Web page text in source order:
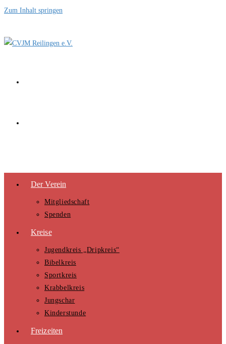
Zum Inhalt springen
Der Verein
Mitgliedschaft
Spenden
Kreise
Jugendkreis „Dripkreis“
Bibelkreis
Sportkreis
Krabbelkreis
Jungschar
Kinderstunde
Freizeiten